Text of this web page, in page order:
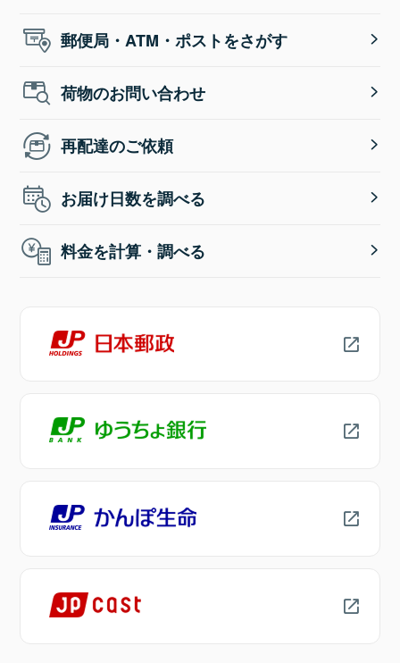
郵便局・ATM・ポストをさがす
荷物のお問い合わせ
再配達のご依頼
お届け日数を調べる
料金を計算・調べる